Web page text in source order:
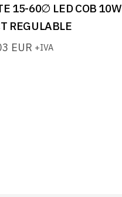
15-60∅ LED COB 10W
REGULABLE
EUR +IVA